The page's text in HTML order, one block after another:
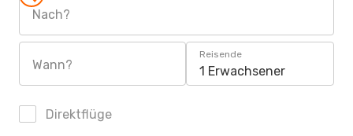
Nach?
Wann?
Reisende
1 Erwachsener
Direktflüge